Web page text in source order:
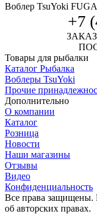
Воблер TsuYoki
+7
Товары для рыбалки
Каталог Рыбалка
Воблеры TsuYoki
Прочие
Дополнительно
О компании
Каталог
Розница
Новости
Наши магазины
Отзывы
Видео
Конфиденциальность
Все права защищены.
об авторских правах.